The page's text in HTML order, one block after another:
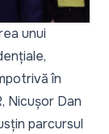
unui
în
Nicușor Dan
parcursul